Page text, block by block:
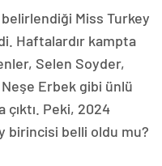
Miss Turkey
Haftalardır kampta
Selen Soyder,
Erbek gibi ünlü
çıktı. Peki, 2024
birincisi belli oldu mu?